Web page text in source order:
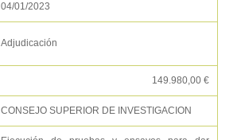
04/01/2023
Adjudicación
149.980,00 €
CONSEJO SUPERIOR DE INVESTIGACION